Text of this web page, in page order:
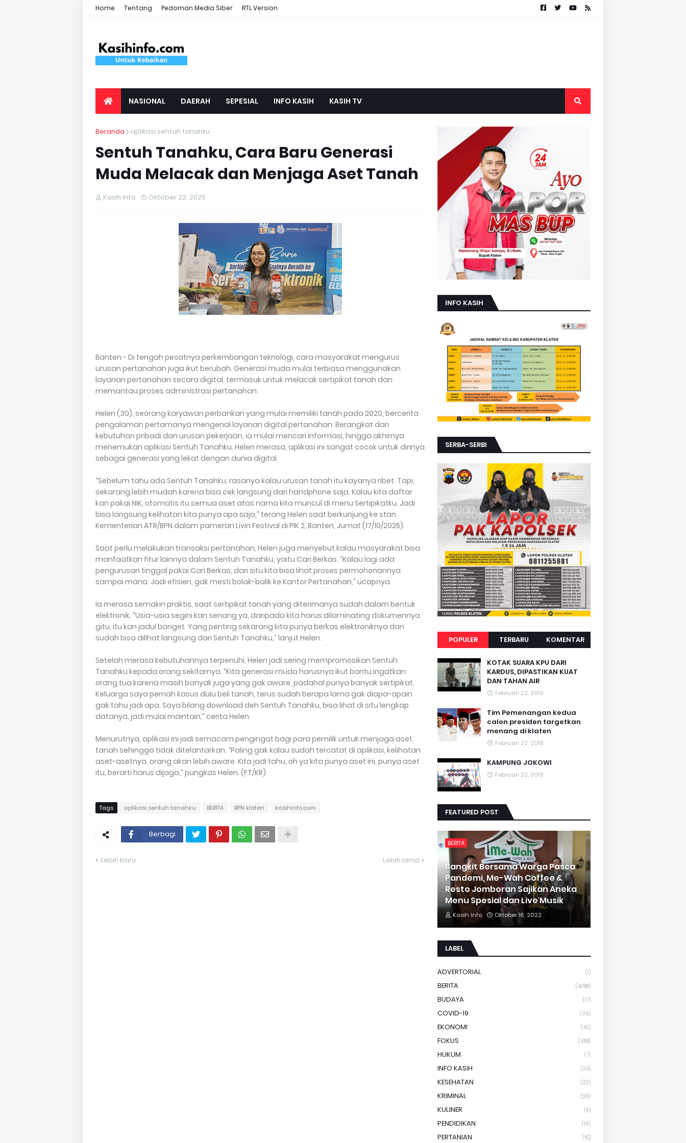
Home Tentang Pedoman Media Siber RTL Version
NASIONAL DAERAH SEPESIAL INFO KASIH KASIH TV
Beranda aplikasi sentuh tanahku
Sentuh Tanahku, Cara Baru Generasi
Muda Melacak dan Menjaga Aset Tanah
Kasih Info Oktober 22, 2025
Banten - Di tengah pesatnya perkembangan teknologi, cara masyarakat mengurus
urusan pertanahan juga ikut berubah. Generasi muda mulai terbiasa menggunakan
layanan pertanahan secara digital, termasuk untuk melacak sertipikat tanah dan
memantau proses administrasi pertanahan.
Helen (30), seorang karyawan perbankan yang mulai memiliki tanah pada 2020, bercerita
pengalaman pertamanya mengenal layanan digital pertanahan. Berangkat dari
kebutuhan pribadi dan urusan pekerjaan, ia mulai mencari informasi, hingga akhirnya
menemukan aplikasi Sentuh Tanahku. Helen merasa, aplikasi ini sangat cocok untuk dirinya
sebagai generasi yang lekat dengan dunia digital.
“Sebelum tahu ada Sentuh Tanahku, rasanya kalau urusan tanah itu kayanya ribet. Tapi,
sekarang lebih mudah karena bisa cek langsung dari handphone saja. Kalau kita daftar
kan pakai NIK, otomatis itu semua aset atas nama kita muncul di menu Sertipikatku. Jadi
bisa langsung kelihatan kita punya apa saja,” terang Helen saat berkunjung ke stan
Kementerian ATR/BPN dalam pameran Livin Festival di PIK 2, Banten, Jumat (17/10/2025).
Saat perlu melakukan transaksi pertanahan, Helen juga menyebut kalau masyarakat bisa
manfaatkan fitur lainnya dalam Sentuh Tanahku, yaitu Cari Berkas. “Kalau lagi ada
pengurusan tinggal pakai Cari Berkas, dari situ kita bisa lihat proses permohonannya
sampai mana. Jadi efisien, gak mesti bolak-balik ke Kantor Pertanahan,” ucapnya.
Ia merasa semakin praktis, saat sertipikat tanah yang diterimanya sudah dalam bentuk
elektronik. “Usia-usia segini kan senang ya, daripada kita harus dilaminating dokumennya
gitu, itu kan jadul banget. Yang penting sekarang kita punya berkas elektroniknya dan
sudah bisa dilihat langsung dari Sentuh Tanahku,” lanjut Helen.
Setelah merasa kebutuhannya terpenuhi, Helen jadi sering mempromosikan Sentuh
Tanahku kepada orang sekitarnya. “Kita generasi muda harusnya ikut bantu ingatkan
orang tua karena masih banyak juga yang gak aware, padahal punya banyak sertipikat.
Keluarga saya pernah kasus dulu beli tanah, terus sudah berapa lama gak diapa-apain
gak tahu jadi apa. Saya bilang download deh Sentuh Tanahku, bisa lihat di situ lengkap
datanya, jadi mulai maintain,” cerita Helen.
Menurutnya, aplikasi ini jadi semacam pengingat bagi para pemilik untuk menjaga aset
tanah sehingga tidak ditelantarkan. “Paling gak kalau sudah tercatat di aplikasi, kelihatan
aset-asetnya, orang akan lebih aware. Kita jadi tahu, oh ya kita punya aset ini, punya aset
itu, berarti harus dijaga,” pungkas Helen. (FT/KR)
Tags aplikasi sentuh tanahku BERITA BPN klaten kasihinfo.com
Berbagi
Lebih baru Lebih lama
INFO KASIH
SERBA-SERBI
POPULER TERBARU KOMENTAR
KOTAK SUARA KPU DARI
KARDUS, DIPASTIKAN KUAT
DAN TAHAN AIR
Februari 22, 2019
Tim Pemenangan kedua
calon presiden targetkan
menang di klaten
Februari 22, 2019
KAMPUNG JOKOWI
Februari 22, 2019
FEATURED POST
BERITA
Bangkit Bersama Warga Pasca
Pandemi, Me-Wah Coffee &
Resto Jomboran Sajikan Aneka
Menu Spesial dan Live Musik
Kasih Info Oktober 16, 2022
LABEL
ADVERTORIAL (1)
BERITA (4288)
BUDAYA (17)
COVID-19 (36)
EKONOMI (42)
FOKUS (458)
HUKUM (7)
INFO KASIH (24)
KESEHATAN (22)
KRIMINAL (29)
KULINER (9)
PENDIDIKAN (16)
PERTANIAN (15)